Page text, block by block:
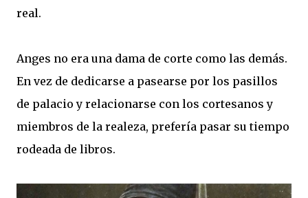
real.
Anges no era una dama de corte como las demás.
En vez de dedicarse a pasearse por los pasillos
de palacio y relacionarse con los cortesanos y
miembros de la realeza, prefería pasar su tiempo
rodeada de libros.